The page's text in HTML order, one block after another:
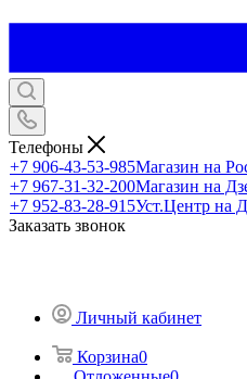
Телефоны
+7 906-43-53-985Магазин на
+7 967-31-32-200Магазин на
+7 952-83-28-915Уст.Центр на
Заказать звонок
Личный кабинет
Корзина0